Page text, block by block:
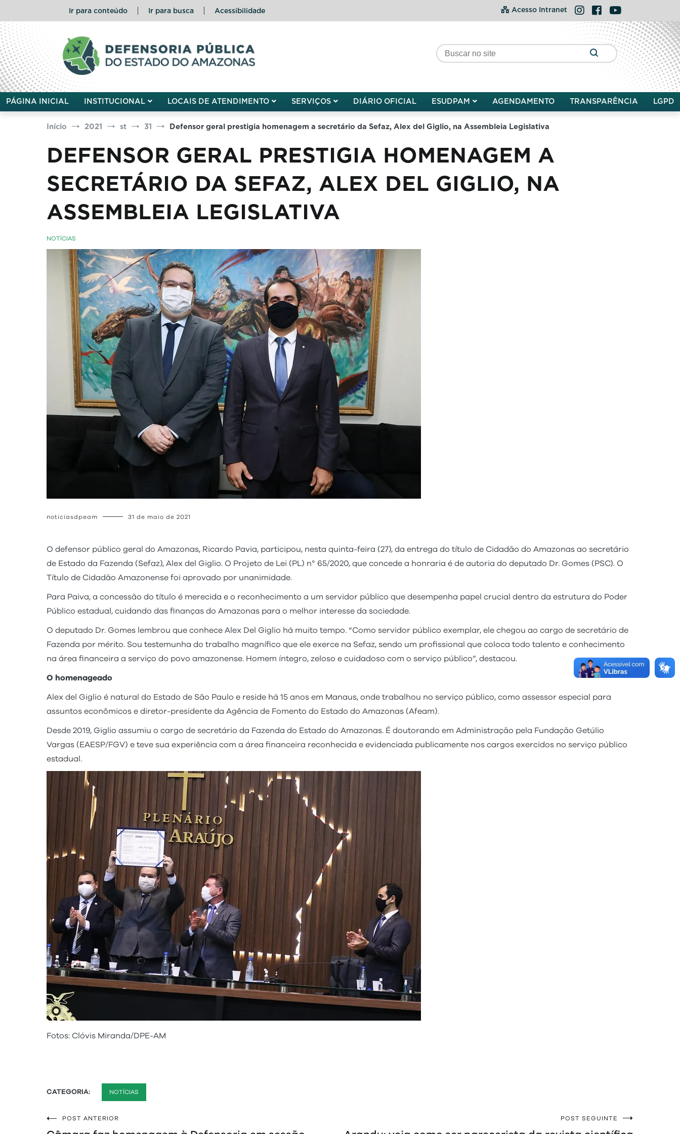
o
conteúdo
Ir para conteúdo Ir para busca Acessibilidade Acesso Intranet Instagram
FacebookYouTube
Defensoria Pública do Estado do Amazonas
PÁGINA INICIAL INSTITUCIONAL LOCAIS DE ATENDIMENTO SERVIÇOS DIÁRIO OFICIAL ESUDPAM AGENDAMENTO TRANSPARÊNCIA LGPD
Início 2021 st 31 Defensor geral prestigia homenagem a secretário da Sefaz, Alex del Giglio, na Assembleia Legislativa
DEFENSOR GERAL PRESTIGIA HOMENAGEM A
SECRETÁRIO DA SEFAZ, ALEX DEL GIGLIO, NA
ASSEMBLEIA LEGISLATIVA
NOTÍCIAS
noticiasdpeam 31 de maio de 2021
O defensor público geral do Amazonas, Ricardo Pavia, participou, nesta quinta-feira (27), da entrega do título de Cidadão do Amazonas ao secretário
de Estado da Fazenda (Sefaz), Alex del Giglio. O Projeto de Lei (PL) n° 65/2020, que concede a honraria é de autoria do deputado Dr. Gomes (PSC). O
Título de Cidadão Amazonense foi aprovado por unanimidade.
Para Paiva, a concessão do título é merecida e o reconhecimento a um servidor público que desempenha papel crucial dentro da estrutura do Poder
Público estadual, cuidando das finanças do Amazonas para o melhor interesse da sociedade.
O deputado Dr. Gomes lembrou que conhece Alex Del Giglio há muito tempo. “Como servidor público exemplar, ele chegou ao cargo de secretário de
Fazenda por mérito. Sou testemunha do trabalho magnífico que ele exerce na Sefaz, sendo um profissional que coloca todo talento e conhecimento
na área financeira a serviço do povo amazonense. Homem íntegro, zeloso e cuidadoso com o serviço público”, destacou.
O homenageado
Alex del Giglio é natural do Estado de São Paulo e reside há 15 anos em Manaus, onde trabalhou no serviço público, como assessor especial para
assuntos econômicos e diretor-presidente da Agência de Fomento do Estado do Amazonas (Afeam).
Desde 2019, Giglio assumiu o cargo de secretário da Fazenda do Estado do Amazonas. É doutorando em Administração pela Fundação Getúlio
Vargas (EAESP/FGV) e teve sua experiência com a área financeira reconhecida e evidenciada publicamente nos cargos exercidos no serviço público
estadual.
Fotos: Clóvis Miranda/DPE-AM
CATEGORIA: NOTÍCIAS
Navegação
POST ANTERIOR POST SEGUINTE